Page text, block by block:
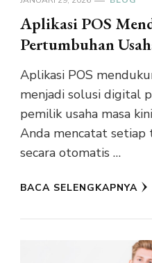
Aplikasi POS
Pertumbuhan
Aplikasi POS
menjadi solusi digital
pemilik usaha masa
Anda mencatat setiap
secara otomatis …
BACA SELENGKAPNYA